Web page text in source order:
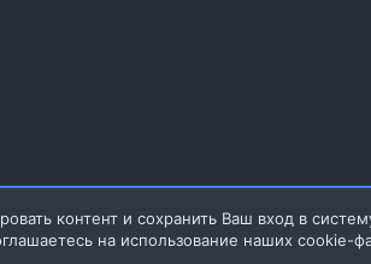
контент и сохранить Ваш вход в
на использование наших cookie-